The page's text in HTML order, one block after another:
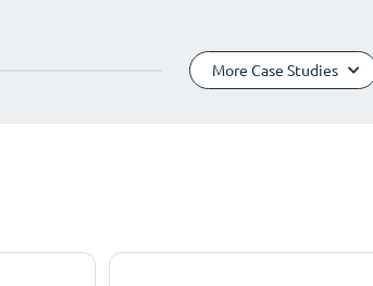
More Case Studies